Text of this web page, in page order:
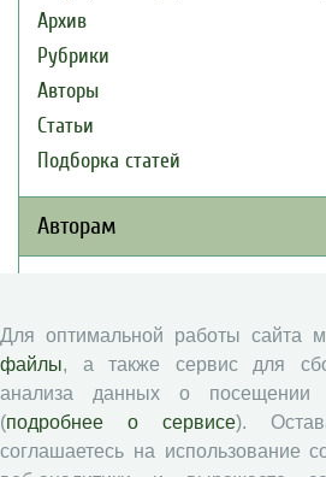
Архив
Рубрики
Авторы
Статьи
Подборка статей
Авторам
Типовой лицензионный договор
Публикационная этика
Согласие на обработку
Авторские права
Для оптимальной работы сайта
файлы, а также сервис для
анализа данных о посещении
(подробнее о сервисе).
соглашаетесь на использование